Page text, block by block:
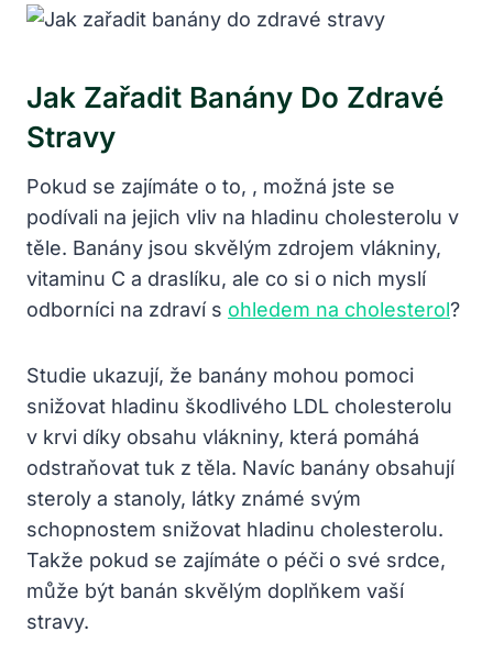
Jak Zařadit Banány Do Zdravé
Stravy
Pokud se zajímáte o to, , možná jste se
podívali na jejich vliv na hladinu cholesterolu v
těle. Banány jsou skvělým zdrojem vlákniny,
vitaminu C a draslíku, ale co si o nich myslí
odborníci na zdraví s ohledem na cholesterol?
Studie ukazují, že banány mohou pomoci
snižovat hladinu škodlivého LDL cholesterolu
v krvi díky obsahu vlákniny, která pomáhá
odstraňovat tuk z těla. Navíc banány obsahují
steroly a stanoly, látky známé svým
schopnostem snižovat hladinu cholesterolu.
Takže pokud se zajímáte o péči o své srdce,
může být banán skvělým doplňkem vaší
stravy.